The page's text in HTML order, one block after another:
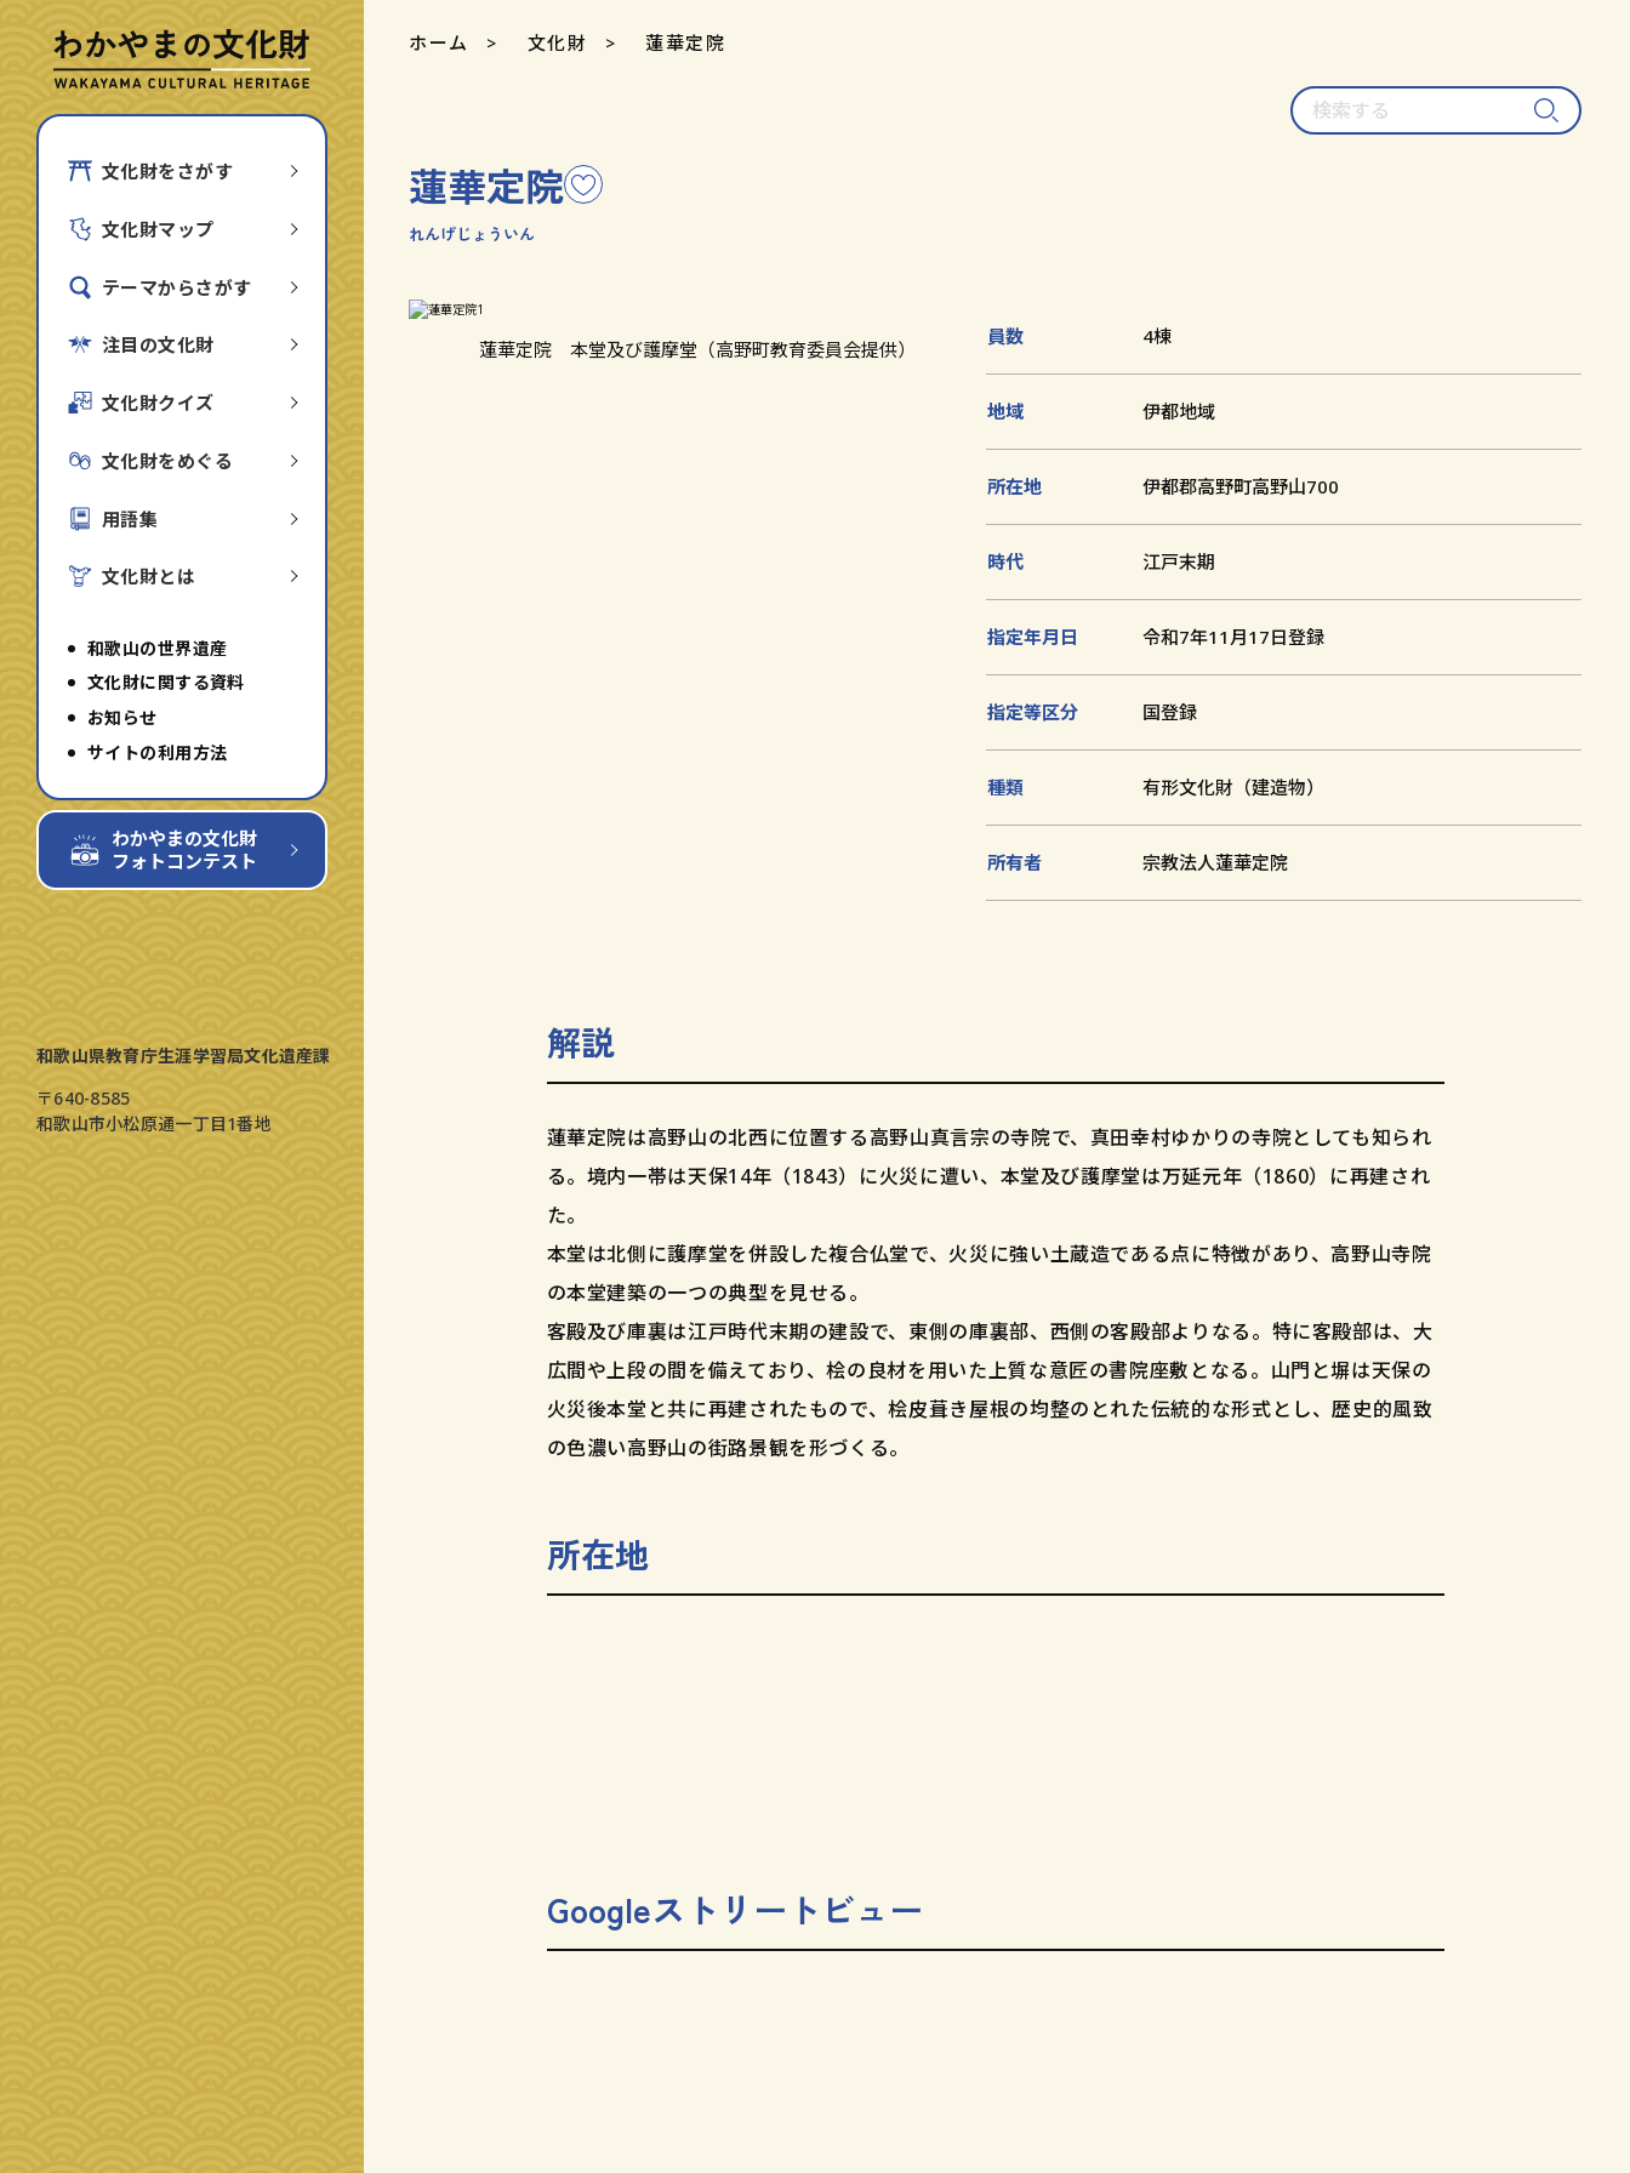
文化財をさがす
文化財マップ
テーマからさがす
注目の文化財
文化財クイズ
文化財をめぐる
用語集
文化財とは
和歌山の世界遺産
文化財に関する資料
お知らせ
サイトの利用方法
わかやまの文化財
フォトコンテスト
和歌山県教育庁生涯学習局文化遺産課
〒640-8585
和歌山市小松原通一丁目1番地
ホーム 文化財 蓮華定院
検
索
蓮華定院こ
の
お
れんげじょういん
蓮華定院 本堂及び護摩堂（高野町教育委員会提供）
員数 4棟
地域 伊都地域
所在地 伊都郡高野町高野山700
時代 江戸末期
指定年月日 令和7年11月17日登録
指定等区分 国登録
種類 有形文化財（建造物）
所有者 宗教法人蓮華定院
解説
蓮華定院は高野山の北西に位置する高野山真言宗の寺院で、真田幸村ゆかりの寺院としても知られ
る。境内一帯は天保14年（1843）に火災に遭い、本堂及び護摩堂は万延元年（1860）に再建され
た。
本堂は北側に護摩堂を併設した複合仏堂で、火災に強い土蔵造である点に特徴があり、高野山寺院
の本堂建築の一つの典型を見せる。
客殿及び庫裏は江戸時代末期の建設で、東側の庫裏部、西側の客殿部よりなる。特に客殿部は、大
広間や上段の間を備えており、桧の良材を用いた上質な意匠の書院座敷となる。山門と塀は天保の
火災後本堂と共に再建されたもので、桧皮葺き屋根の均整のとれた伝統的な形式とし、歴史的風致
の色濃い高野山の街路景観を形づくる。
所在地
Googleストリートビュー